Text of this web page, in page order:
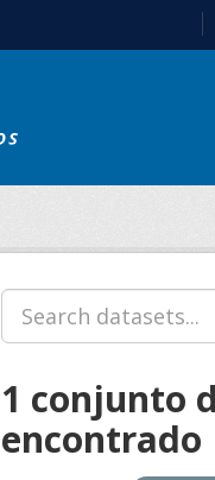
1 conjunto
encontrado